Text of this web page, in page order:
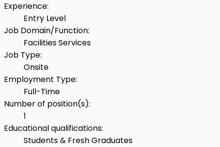
Experience:
Entry Level
Job Domain/Function:
Facilities Services
Job Type:
Onsite
Employment Type:
Full-Time
Number of position(s):
1
Educational qualifications:
Students & Fresh Graduates